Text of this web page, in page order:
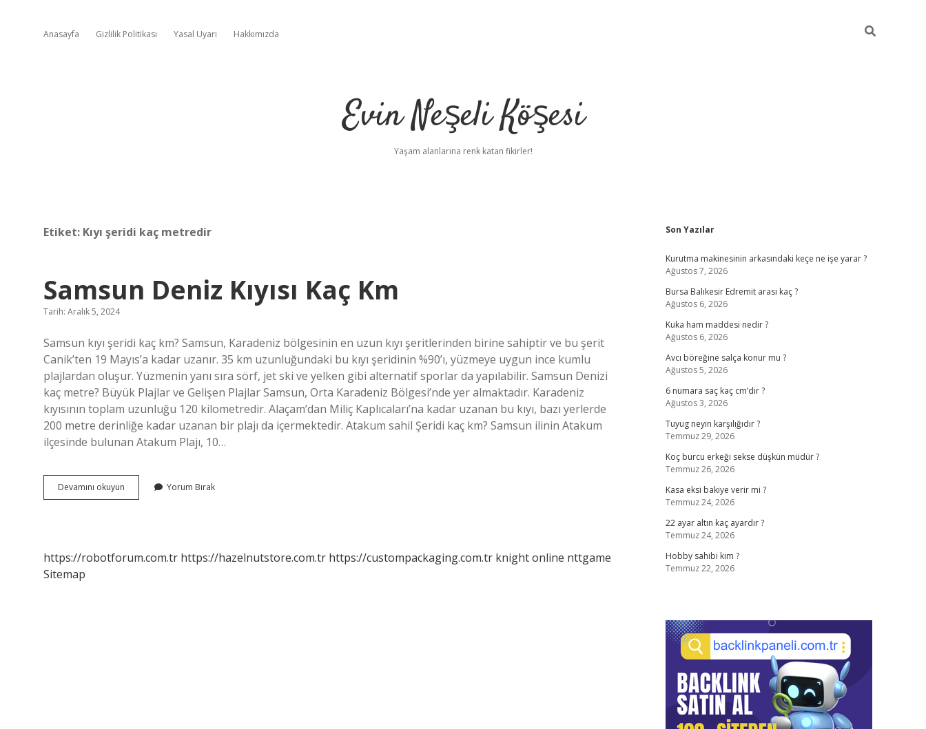
Anasayfa Gizlilik Politikası Yasal Uyarı Hakkımızda
Evin Neşeli Köşesi
Yaşam alanlarına renk katan fikirler!
Etiket: Kıyı şeridi kaç metredir
Samsun Deniz Kıyısı Kaç Km
Tarih: Aralık 5, 2024
Samsun kıyı şeridi kaç km? Samsun, Karadeniz bölgesinin en uzun kıyı şeritlerinden birine sahiptir ve bu şerit
Canik’ten 19 Mayıs’a kadar uzanır. 35 km uzunluğundaki bu kıyı şeridinin %90’ı, yüzmeye uygun ince kumlu
plajlardan oluşur. Yüzmenin yanı sıra sörf, jet ski ve yelken gibi alternatif sporlar da yapılabilir. Samsun Denizi
kaç metre? Büyük Plajlar ve Gelişen Plajlar Samsun, Orta Karadeniz Bölgesi’nde yer almaktadır. Karadeniz
kıyısının toplam uzunluğu 120 kilometredir. Alaçam’dan Miliç Kaplıcaları’na kadar uzanan bu kıyı, bazı yerlerde
200 metre derinliğe kadar uzanan bir plajı da içermektedir. Atakum sahil Şeridi kaç km? Samsun ilinin Atakum
ilçesinde bulunan Atakum Plajı, 10…
Devamını okuyun
Deniz
Yorum Bırak
https://robotforum.com.tr https://hazelnutstore.com.tr https://custompackaging.com.tr knight online nttgame
Sitemap
Sidebar
Son Yazılar
Kurutma makinesinin arkasındaki keçe ne işe yarar ?
Ağustos 7, 2026
Bursa Balıkesir Edremit arası kaç ?
Ağustos 6, 2026
Kuka ham maddesi nedir ?
Ağustos 6, 2026
Avcı böreğine salça konur mu ?
Ağustos 5, 2026
6 numara saç kaç cm’dir ?
Ağustos 3, 2026
Tuyug neyin karşılığıdır ?
Temmuz 29, 2026
Koç burcu erkeği sekse düşkün müdür ?
Temmuz 26, 2026
Kasa eksi bakiye verir mi ?
Temmuz 24, 2026
22 ayar altın kaç ayardır ?
Temmuz 24, 2026
Hobby sahibi kim ?
Temmuz 22, 2026